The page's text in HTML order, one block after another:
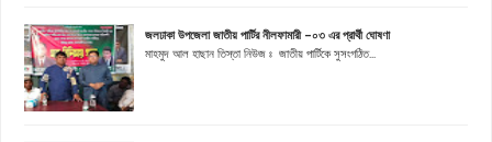
জলঢাকা উপজেলা জাতীয় পার্টির নীলফামারী -০৩ এর প্রার্থী ঘোষণা
মাহমুদ আল হাছান তিস্তা নিউজ ঃ জাতীয় পার্টিকে সুসংগঠিত...